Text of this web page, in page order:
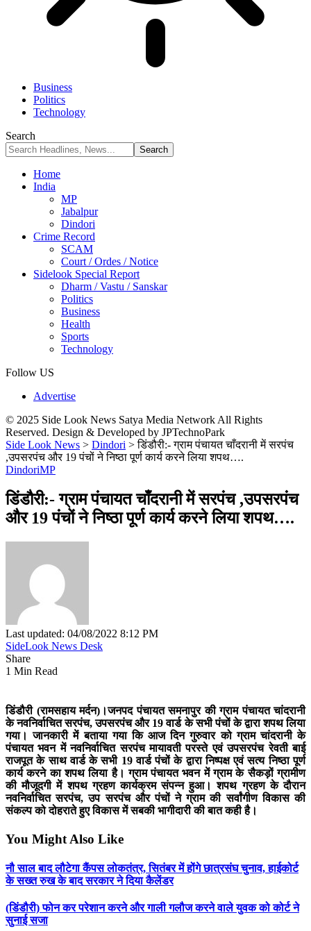
Business
Politics
Technology
Search
Home
India
MP
Jabalpur
Dindori
Crime Record
SCAM
Court / Ordes / Notice
Sidelook Special Report
Dharm / Vastu / Sanskar
Politics
Business
Health
Sports
Technology
Follow US
Advertise
© 2025 Side Look News Satya Media Network All Rights
Reserved. Design & Developed by JPTechnoPark
Side Look News > Dindori >डिंडौरी:- ग्राम पंचायत चाँदरानी में सरपंच
,उपसरपंच और 19 पंचों ने निष्ठा पूर्ण कार्य करने लिया शपथ….
DindoriMP
डिंडौरी:- ग्राम पंचायत चाँदरानी में सरपंच ,उपसरपंच
और 19 पंचों ने निष्ठा पूर्ण कार्य करने लिया शपथ….
Last updated: 04/08/2022 8:12 PM
SideLook News Desk
Share
1 Min Read
डिंडौरी (रामसहाय मर्दन)।जनपद पंचायत समनापुर की ग्राम पंचायत चांदरानी
के नवनिर्वाचित सरपंच, उपसरपंच और 19 वार्ड के सभी पंचों के द्वारा शपथ लिया
गया। जानकारी में बताया गया कि आज दिन गुरुवार को ग्राम चांदरानी के
पंचायत भवन में नवनिर्वाचित सरपंच मायावती परस्ते एवं उपसरपंच रेवती बाई
राजपूत के साथ वार्ड के सभी 19 वार्ड पंचों के द्वारा निष्पक्ष एवं सत्य निष्ठा पूर्ण
कार्य करने का शपथ लिया है। ग्राम पंचायत भवन में ग्राम के सैकड़ों ग्रामीण
की मौजूदगी में शपथ ग्रहण कार्यक्रम संपन्न हुआ। शपथ ग्रहण के दौरान
नवनिर्वाचित सरपंच, उप सरपंच और पंचों ने ग्राम की सर्वांगीण विकास की
संकल्प को दोहराते हुए विकास में सबकी भागीदारी की बात कही है।
You Might Also Like
नौ साल बाद लौटेगा कैंपस लोकतंत्र, सितंबर में होंगे छात्रसंघ चुनाव, हाईकोर्ट
के सख्त रुख के बाद सरकार ने दिया कैलेंडर
(डिंडौरी) फोन कर परेशान करने और गाली गलौज करने वाले युवक को कोर्ट ने
सुनाई सजा